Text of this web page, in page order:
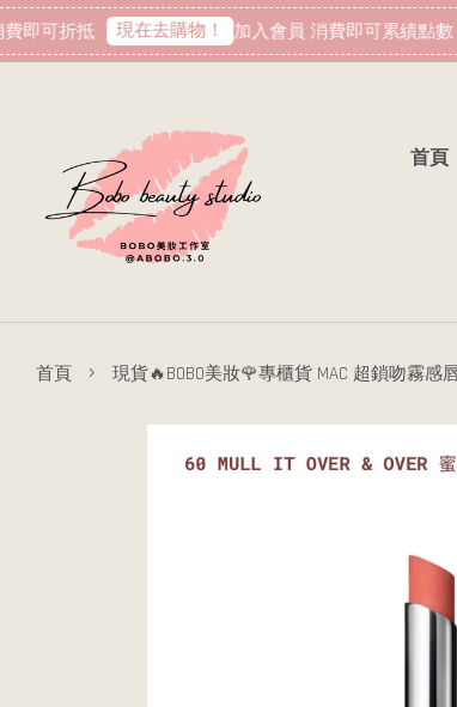
可折抵 現在去購物！ 加入會員 消費即可累績點數
首頁
首頁 › 現貨🔥BOBO美妝🌹專櫃貨 MAC 超鎖吻霧